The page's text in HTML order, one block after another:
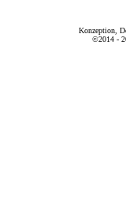
Konzeption,
©2014 -